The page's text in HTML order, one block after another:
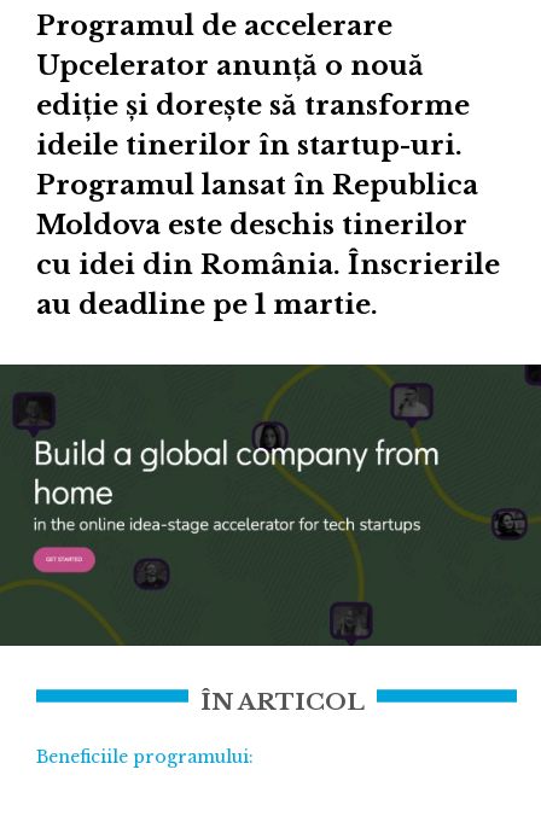
Programul de accelerare
Upcelerator anunță o nouă
ediție și dorește să transforme
ideile tinerilor în startup-uri.
Programul lansat în Republica
Moldova este deschis tinerilor
cu idei din România. Înscrierile
au deadline pe 1 martie.
ÎN ARTICOL
Beneficiile programului: